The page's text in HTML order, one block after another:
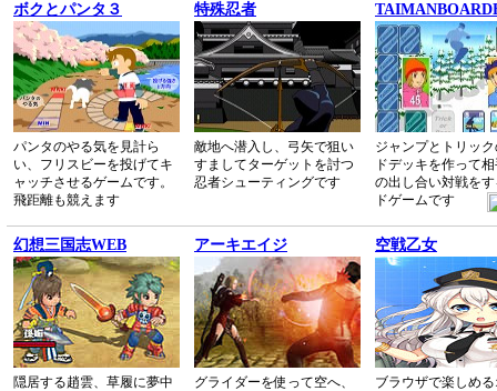
ボクとパンタ３
パンタのやる気を見計ら
い、フリスビーを投げてキ
ャッチさせるゲームです。
飛距離も競えます
特殊忍者
敵地へ潜入し、弓矢で狙い
すましてターゲットを討つ
忍者シューティングです
ジャンプとトリッ
ドデッキを作って
の出し合い対戦を
ドゲームです
幻想三国志WEB
隠居する趙雲、草履に夢中
アーキエイジ
グライダーを使って空へ、
空戦乙女
ブラウザで楽しめ